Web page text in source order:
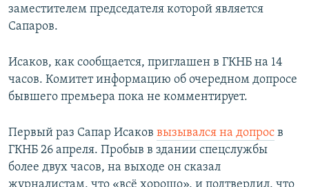
заместителем председателя которой является
Сапаров.
Исаков, как сообщается, приглашен в ГКНБ на 14
часов. Комитет информацию об очередном допросе
бывшего премьера пока не комментирует.
Первый раз Сапар Исаков вызывался на допрос в
ГКНБ 26 апреля. Пробыв в здании спецслужбы
более двух часов, на выходе он сказал